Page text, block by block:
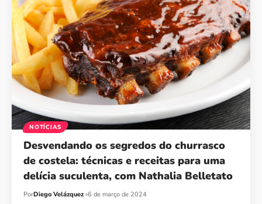
NOTÍCIAS
Desvendando os segredos do churrasco
de costela: técnicas e receitas para uma
delícia suculenta, com Nathalia Belletato
PorDiego Velázquez 6 de março de 2024